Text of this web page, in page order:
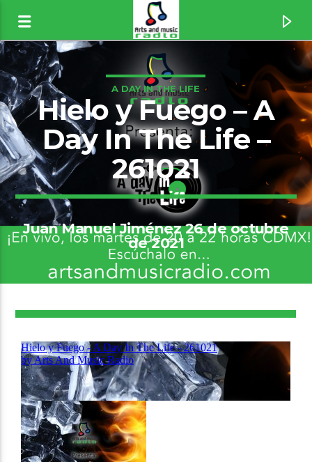
Atoms For Peace [1wK3]
Arts And Music Radio
A DAY IN THE LIFE
Hielo y Fuego – A
Day In The Life –
261021
Juan Manuel Jiménez 26 de octubre
de 2021